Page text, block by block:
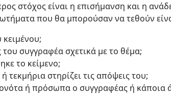
στόχος είναι η επισήμανση και η
που θα μπορούσαν να τεθούν
κειμένου;
του συγγραφέα σχετικά με το θέμα;
το κείμενο;
τεκμήρια στηρίζει τις απόψεις του;
ή πρόσωπα ο συγγραφέας ή κάποια